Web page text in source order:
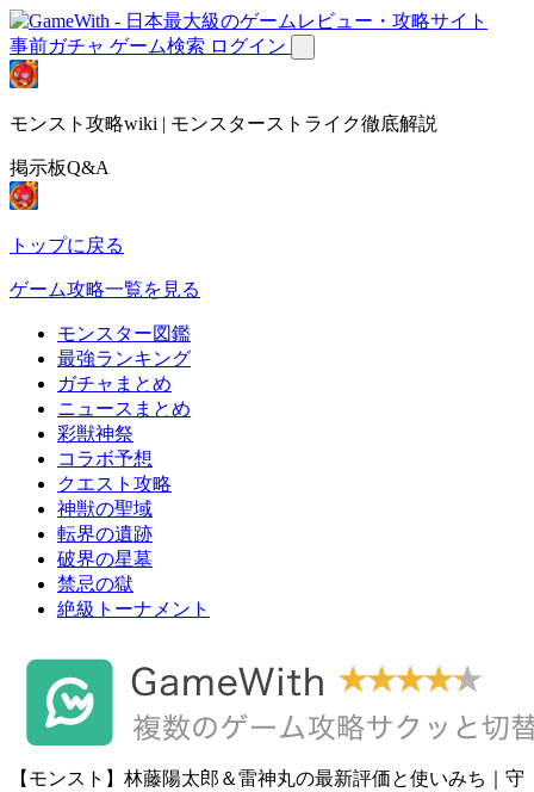
事前ガチャ ゲーム検索 ログイン
モンスト攻略wiki | モンスターストライク徹底解説
掲示板Q&A
トップに戻る
ゲーム攻略一覧を見る
モンスター図鑑
最強ランキング
ガチャまとめ
ニュースまとめ
彩獣神祭
コラボ予想
クエスト攻略
神獣の聖域
転界の遺跡
破界の星墓
禁忌の獄
絶級トーナメント
【モンスト】林藤陽太郎＆雷神丸の最新評価と使いみち｜守